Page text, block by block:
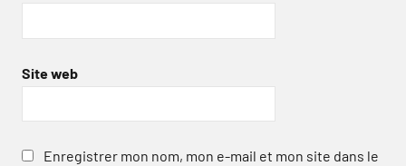
Site web
Enregistrer mon nom, mon e-mail et mon site dans le